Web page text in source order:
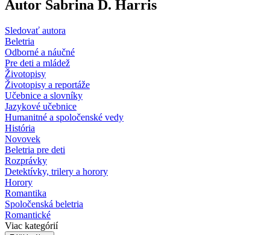
Autor Sabrina D. Harris
Sledovať autora
Beletria
Odborné a náučné
Pre deti a mládež
Životopisy
Životopisy a reportáže
Učebnice a slovníky
Jazykové učebnice
Humanitné a spoločenské vedy
História
Novovek
Beletria pre deti
Rozprávky
Detektívky, trilery a horory
Horory
Romantika
Spoločenská beletria
Romantické
Viac kategórií